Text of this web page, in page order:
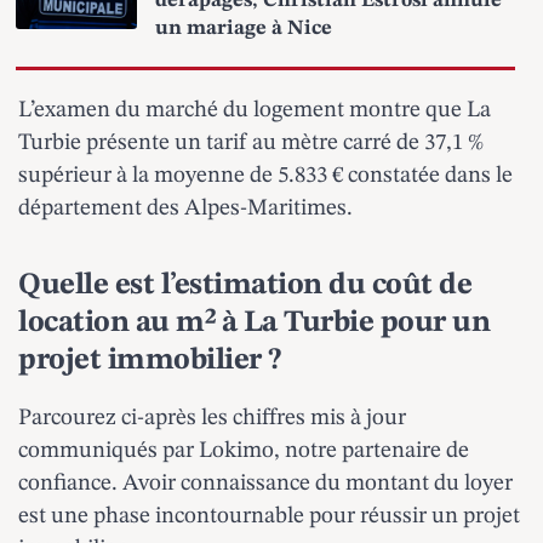
un mariage à Nice
L’examen du marché du logement montre que La
Turbie présente un tarif au mètre carré de 37,1 %
supérieur à la moyenne de 5.833 € constatée dans le
département des Alpes-Maritimes.
Quelle est l’estimation du coût de
location au m² à La Turbie pour un
projet immobilier ?
Parcourez ci-après les chiffres mis à jour
communiqués par Lokimo, notre partenaire de
confiance. Avoir connaissance du montant du loyer
est une phase incontournable pour réussir un projet